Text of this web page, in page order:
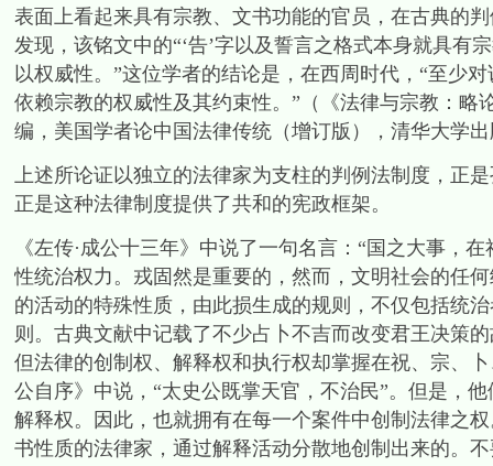
表面上看起来具有宗教、文书功能的官员，在古典的
发现，该铭文中的“‘告’字以及誓言之格式本身就具有
以权威性。”这位学者的结论是，在西周时代，“至少
依赖宗教的权威性及其约束性。”（《法律与宗教：
编，美国学者论中国法律传统（增订版），清华大学
上述所论证以独立的法律家为支柱的判例法制度，正
正是这种法律制度提供了共和的宪政框架。
《左传·成公十三年》中说了一句名言：“国之大事，
性统治权力。戎固然是重要的，然而，文明社会的任
的活动的特殊性质，由此损生成的规则，不仅包括统
则。古典文献中记载了不少占卜不吉而改变君王决策
但法律的创制权、解释权和执行权却掌握在祝、宗、
公自序》中说，“太史公既掌天官，不治民”。但是，
解释权。因此，也就拥有在每一个案件中创制法律之
书性质的法律家，通过解释活动分散地创制出来的。